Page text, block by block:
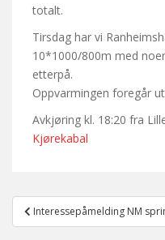
totalt.
Tirsdag har vi
10*1000/800m med
etterpå.
Oppvarmingen foregår
Avkjøring kl. 18:20 fra
Kjørekabal
Post
navigation
Interessepåmelding NM